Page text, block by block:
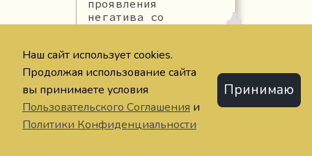
проявления
негатива со
#предостережение
#окружение
#негатив
Наш сайт использует cookies.
Продолжая использование сайта
вы принимаете условия
Пользовательского Соглашения и
Политики Конфиденциальности
Принимаю